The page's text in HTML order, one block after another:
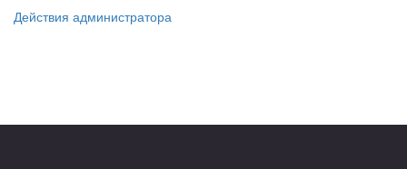
Действия администратора